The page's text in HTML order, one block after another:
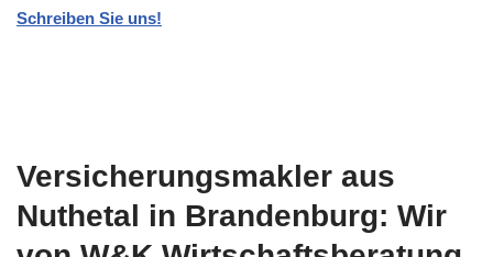
Schreiben Sie uns!
Versicherungsmakler aus
Nuthetal in Brandenburg: Wir